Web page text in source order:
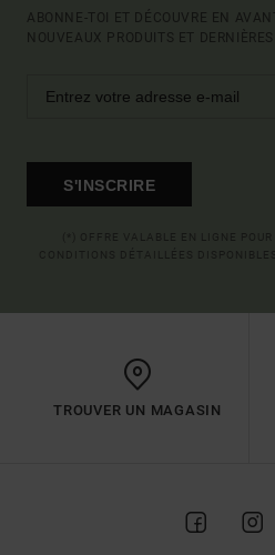
ABONNE-TOI ET DÉCOUVRE EN
NOUVEAUX PRODUITS ET
S'INSCRIRE
TROUVER UN MAGASIN